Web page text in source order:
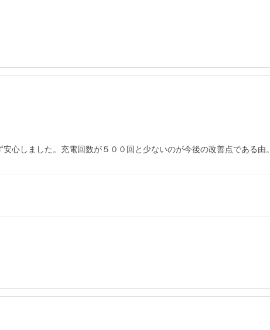
心しました。充電回数が５００回と少ないのが今後の改善点である由。